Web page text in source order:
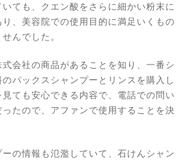
ても、クエン酸をさらに細かい粉末に
、美容院での使用目的に満足いくもの
んでした。
会社の商品があることを知り、一番シ
パックスシャンプーとリンスを購入し
ても安心できる内容で、電話での問い
たので、アファンで使用することを決
の情報も氾濫していて、石けんシャン